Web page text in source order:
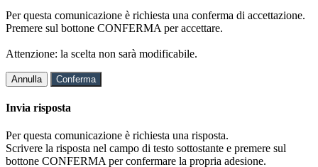
Per questa comunicazione è richiesta una conferma di accettazione.
Premere sul bottone CONFERMA per accettare.
Attenzione: la scelta non sarà modificabile.
Annulla Conferma
Invia risposta
Per questa comunicazione è richiesta una risposta.
Scrivere la risposta nel campo di testo sottostante e premere sul
bottone CONFERMA per confermare la propria adesione.